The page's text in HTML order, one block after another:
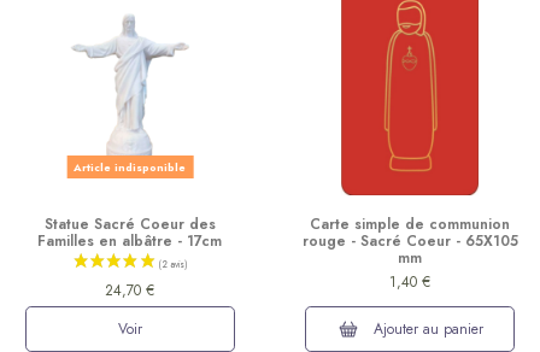
Article indisponible
Statue Sacré Coeur des
Familles en albâtre - 17cm
24,70 €
Voir
Carte simple de communion
rouge - Sacré Coeur - 65X105
mm
1,40 €
Ajouter au panier